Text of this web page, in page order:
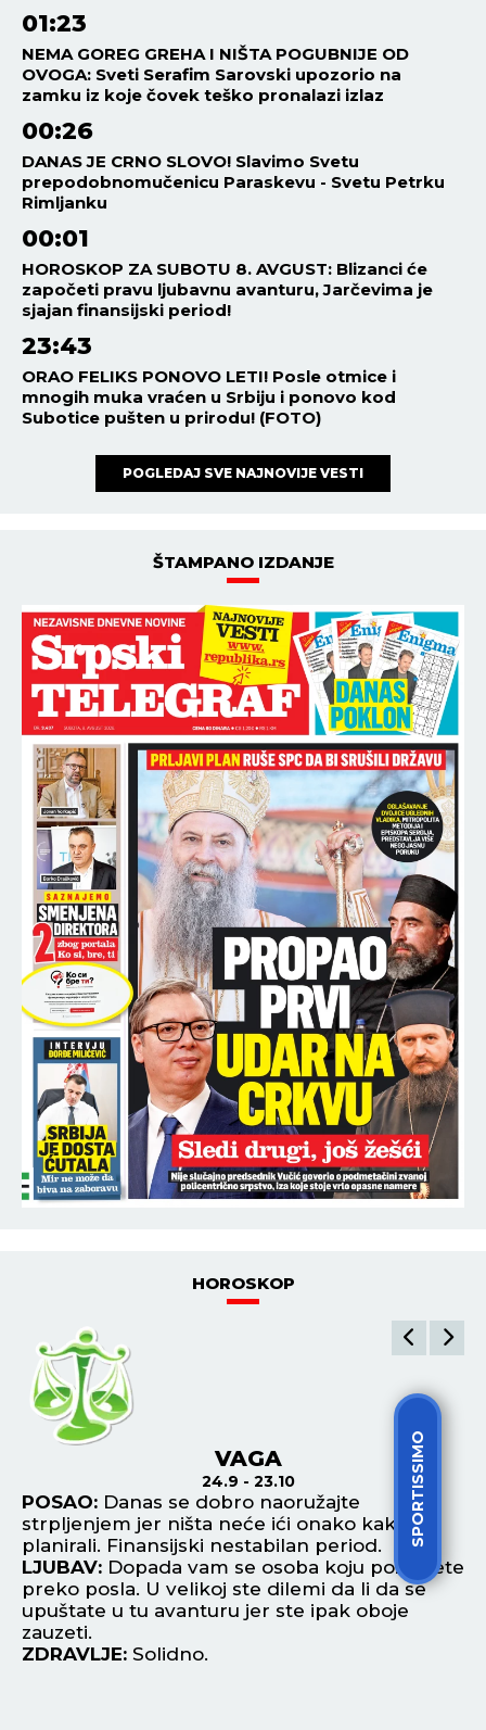
SPORTISSIMO
01:23
NEMA GOREG GREHA I NIŠTA POGUBNIJE OD
OVOGA: Sveti Serafim Sarovski upozorio na
zamku iz koje čovek teško pronalazi izlaz
00:26
DANAS JE CRNO SLOVO! Slavimo Svetu
prepodobnomučenicu Paraskevu - Svetu Petrku
Rimljanku
00:01
HOROSKOP ZA SUBOTU 8. AVGUST: Blizanci će
započeti pravu ljubavnu avanturu, Jarčevima je
sjajan finansijski period!
23:43
ORAO FELIKS PONOVO LETI! Posle otmice i
mnogih muka vraćen u Srbiju i ponovo kod
Subotice pušten u prirodu! (FOTO)
POGLEDAJ SVE NAJNOVIJE VESTI
ŠTAMPANO IZDANJE
HOROSKOP
VAGA
24.9 - 23.10
POSAO: Danas se dobro naoružajte
strpljenjem jer ništa neće ići onako kako ste
planirali. Finansijski nestabilan period.
LJUBAV: Dopada vam se osoba koju poznajete
preko posla. U velikoj ste dilemi da li da se
upuštate u tu avanturu jer ste ipak oboje
zauzeti.
ZDRAVLJE: Solidno.